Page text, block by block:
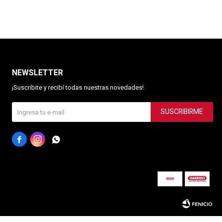
NEWSLETTER
¡Suscribite y recibí todas nuestras novedades!
SUSCRIBIRME
  